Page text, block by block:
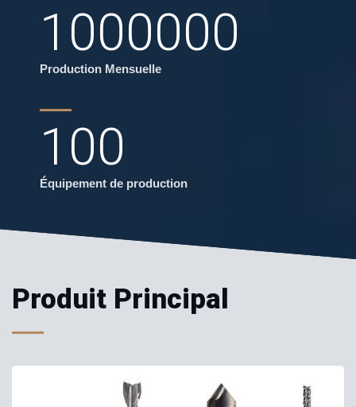
1000000
Production Mensuelle
100
Équipement de production
Produit Principal